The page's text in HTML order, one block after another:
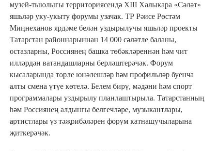
музей-тыюлыгы территориясендә XIII Халыкара «Сәләт»
яшьләр уку-укыту форумы узачак. ТР Рәисе Рөстәм
Миңнеханов ярдәме белән уздырылучы яшьләр проекты
Татарстан районнарыннан 14 000 сәләтле баланы,
остазларны, Россиянең башка төбәкләреннән һәм чит
илләрдән ватандашларны берләштерәчәк. Форум
кысаларында төрле юнәлешләр һәм профильләр буенча
алты смена үтүе көтелә. Белем бирү, мәдәни һәм спорт
программалары уздырылу планлаштырыла. Татарстанның
һәм Россиянең алдынгы белгечләре, музыкантлары,
артистлары үз тәҗрибәләрен форум катнашучыларына
җиткерәчәк.